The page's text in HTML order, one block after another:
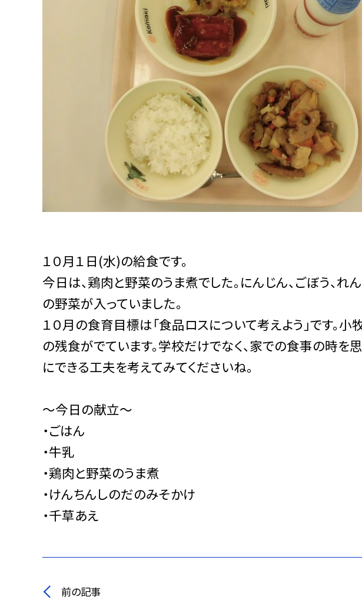
１０月１日(水)の給食です。
今日は、鶏肉と野菜のうま煮でした。にんじん、ごぼう、れ
の野菜が入っていました。
１０月の食育目標は「食品ロスについて考えよう」です。
の残食がでています。学校だけでなく、家での食事の時を
にできる工夫を考えてみてくださいね。
～今日の献立～
・ごはん
・牛乳
・鶏肉と野菜のうま煮
・けんちんしのだのみそかけ
・千草あえ
前の記事